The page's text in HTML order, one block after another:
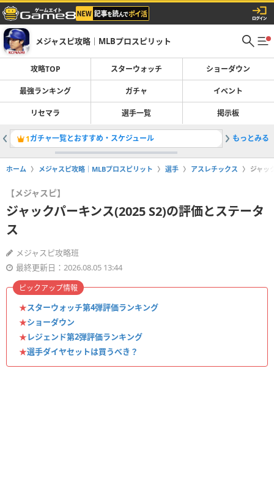
メジャスピ攻略｜MLBプロスピリット
攻略TOP スターウォッチ ショーダウン
最強ランキング ガチャ イベント
リセマラ 選手一覧 掲示板
1ガチャ一覧とおすすめ・スケジュール 2レジェ
もっとみる
ホーム メジャスピ攻略｜MLBプロスピリット 選手 アスレチックス ジャッ
【メジャスピ】
ジャックパーキンス(2025 S2)の評価とステータ
ス
メジャスピ攻略班
最終更新日：2026.08.05 13:44
★スターウォッチ第4弾評価ランキング
★ショーダウン
★レジェンド第2弾評価ランキング
★選手ダイヤセットは買うべき？
ピックアップ情報